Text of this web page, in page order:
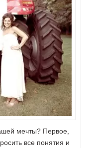
мечты? Первое,
все понятия и